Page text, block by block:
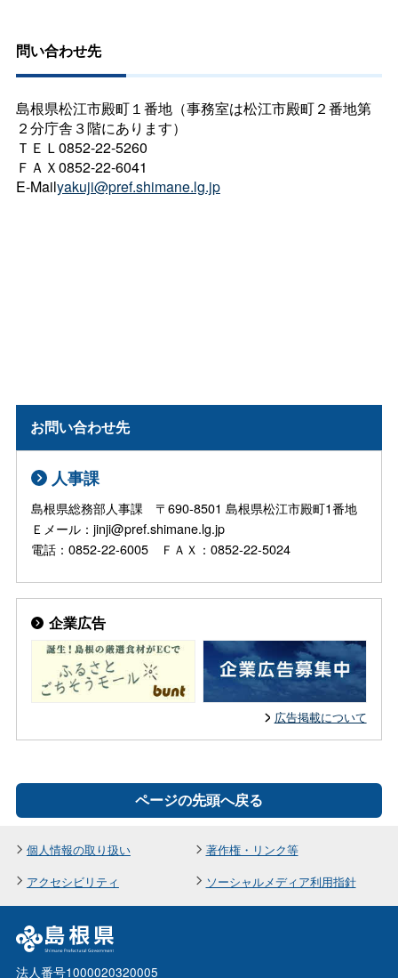
問い合わせ先
島根県松江市殿町１番地（事務室は松江市殿町２番地第
２分庁舎３階にあります）
ＴＥＬ0852-22-5260
ＦＡＸ0852-22-6041
E-Mailyakuji@pref.shimane.lg.jp
お問い合わせ先
人事課
島根県総務部人事課 〒690-8501 島根県松江市殿町1番地
Ｅメール：jinji@pref.shimane.lg.jp
電話：0852-22-6005 ＦＡＸ：0852-22-5024
企業広告
広告掲載について
ページの先頭へ戻る
個人情報の取り扱い
著作権・リンク等
アクセシビリティ
ソーシャルメディア利用指針
法人番号1000020320005